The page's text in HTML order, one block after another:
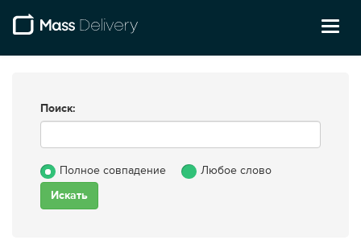
Поиск:
Полное совпадение Любое слово